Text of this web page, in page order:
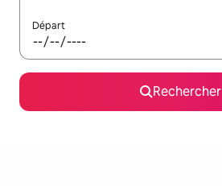
Départ
Rechercher